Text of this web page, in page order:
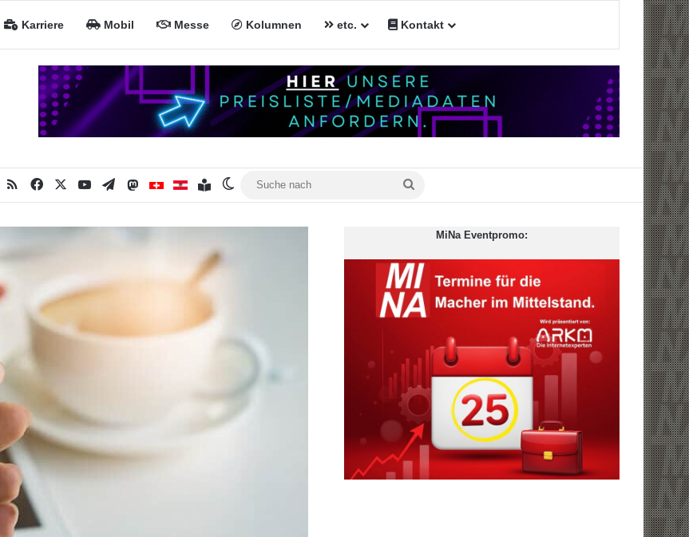
Karriere Mobil Messe Kolumnen etc. Kontakt
RSSFacebookYouTubeTelegramMastodonMiNa CHMiNa AT
Inhaltsverzeichnis
Skin umschalten
MiNa Eventpromo: